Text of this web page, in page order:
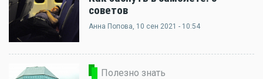
советов
Анна Попова, 10 сен 2021 - 10:54
Полезно знать